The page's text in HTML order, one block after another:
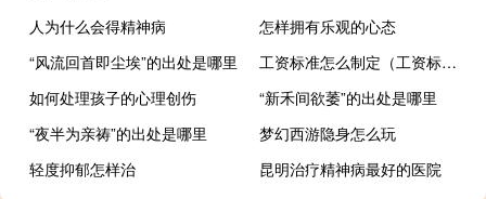
人为什么会得精神病
怎样拥有乐观的心态
“风流回首即尘埃”的出处是哪里
工资标准怎么制定（工资标准）
如何处理孩子的心理创伤
“新禾间欲萎”的出处是哪里
“夜半为亲祷”的出处是哪里
梦幻西游隐身怎么玩
轻度抑郁怎样治
昆明治疗精神病最好的医院